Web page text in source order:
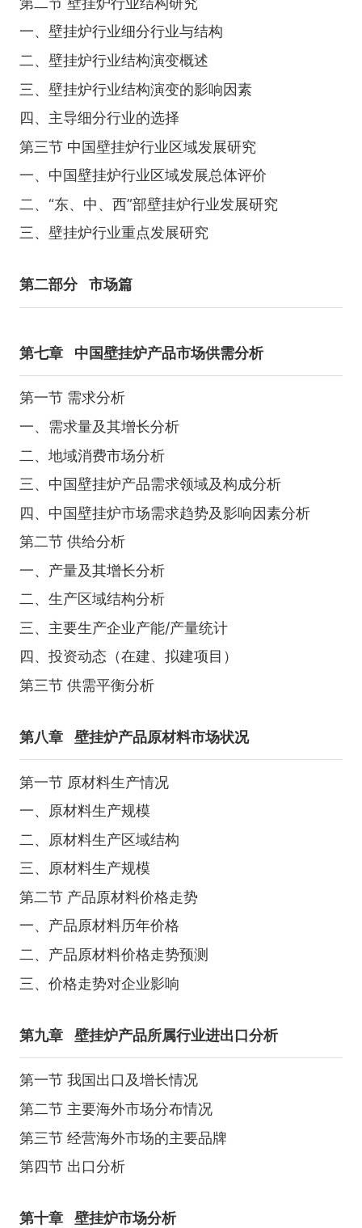
一、壁挂炉行业细分行业与结构
二、壁挂炉行业结构演变概述
三、壁挂炉行业结构演变的影响因素
四、主导细分行业的选择
第三节 中国壁挂炉行业区域发展研究
一、中国壁挂炉行业区域发展总体评价
二、“东、中、西”部壁挂炉行业发展研究
三、壁挂炉行业重点发展研究
第二部分 市场篇
第七章 中国壁挂炉产品市场供需分析
第一节 需求分析
一、需求量及其增长分析
二、地域消费市场分析
三、中国壁挂炉产品需求领域及构成分析
四、中国壁挂炉市场需求趋势及影响因素分析
第二节 供给分析
一、产量及其增长分析
二、生产区域结构分析
三、主要生产企业产能/产量统计
四、投资动态（在建、拟建项目）
第三节 供需平衡分析
第八章 壁挂炉产品原材料市场状况
第一节 原材料生产情况
一、原材料生产规模
二、原材料生产区域结构
三、原材料生产规模
第二节 产品原材料价格走势
一、产品原材料历年价格
二、产品原材料价格走势预测
三、价格走势对企业影响
第九章 壁挂炉产品所属行业进出口分析
第一节 我国出口及增长情况
第二节 主要海外市场分布情况
第三节 经营海外市场的主要品牌
第四节 出口分析
第十章 壁挂炉市场分析